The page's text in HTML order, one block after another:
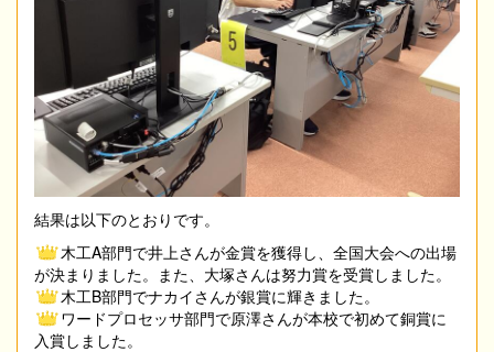
結果は以下のとおりです。
木工A部門で井上さんが金賞を獲得し、全国大会への出場
が決まりました。また、大塚さんは努力賞を受賞しました。
木工B部門でナカイさんが銀賞に輝きました。
ワードプロセッサ部門で原澤さんが本校で初めて銅賞に
入賞しました。